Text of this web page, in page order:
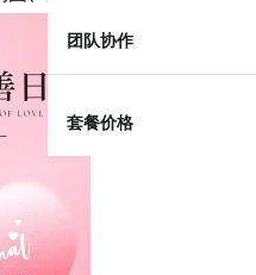
团队协作
套餐价格